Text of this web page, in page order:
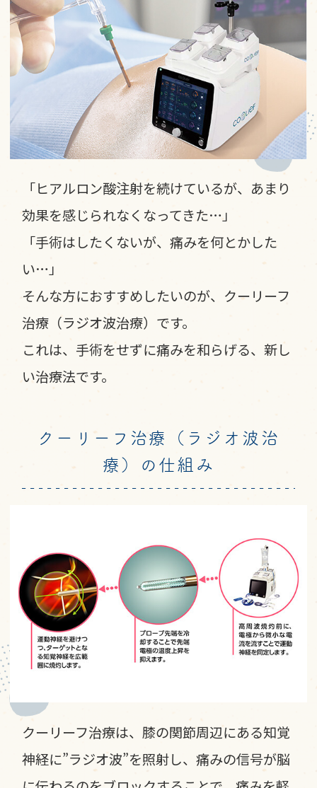
「ヒアルロン酸注射を続けているが、あまり
効果を感じられなくなってきた…」
「手術はしたくないが、痛みを何とかした
い…」
そんな方におすすめしたいのが、クーリーフ
治療（ラジオ波治療）です。
これは、手術をせずに痛みを和らげる、新し
い治療法です。
クーリーフ治療（ラジオ波治
療）の仕組み
クーリーフ治療は、膝の関節周辺にある知覚
神経に”ラジオ波”を照射し、痛みの信号が脳